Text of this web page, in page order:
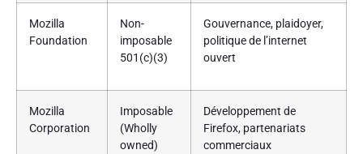
Mozilla
Foundation
Non-
imposable
501(c)(3)
Gouvernance, plaidoyer,
politique de l’internet
ouvert
Mozilla
Corporation
Imposable
(Wholly
owned)
Développement de
Firefox, partenariats
commerciaux